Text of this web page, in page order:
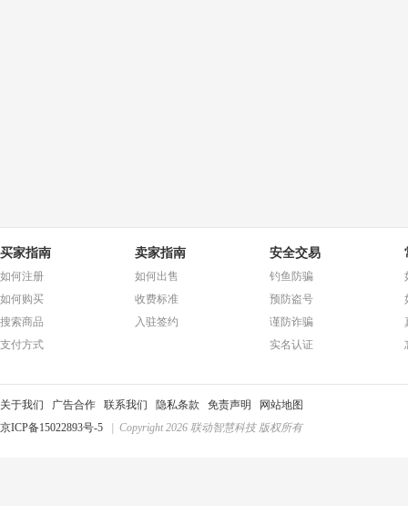
买家指南
如何注册
如何购买
搜索商品
支付方式
卖家指南
如何出售
收费标准
入驻签约
安全交易
钓鱼防骗
预防盗号
谨防诈骗
实名认证
关于我们 广告合作 联系我们 隐私条款 免责声明
网站地图
京ICP备15022893号-5
| Copyright 2026 联动智慧科技 版权所有